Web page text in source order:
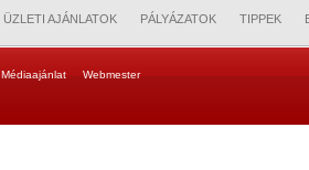
ÜZLETI AJÁNLATOK PÁLYÁZATOK TIPPEK
Médiaajánlat Webmester